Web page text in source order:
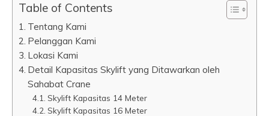
Table of Contents
Tentang Kami
Pelanggan Kami
Lokasi Kami
Detail Kapasitas Skylift yang Ditawarkan oleh
Sahabat Crane
Skylift Kapasitas 14 Meter
Skylift Kapasitas 16 Meter